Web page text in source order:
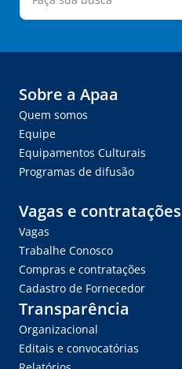
Sobre a Apaa
Quem somos
Equipe
Equipamentos Culturais
Programas de difusão
Vagas e contratações
Vagas
Trabalhe Conosco
Compras e contratações
Cadastro de Fornecedor
Transparência
Organizacional
Editais e convocatórias